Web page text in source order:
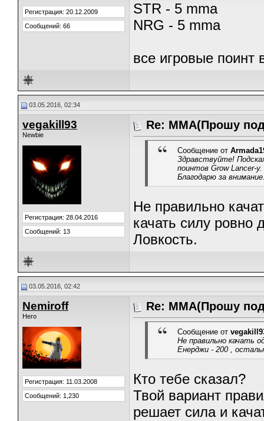
Регистрация: 20.12.2009
Сообщений: 66
STR - 5 mma
NRG - 5 mma
все игровые поинт
03.05.2016, 02:34
vegakill93
Newbie
Регистрация: 28.04.2016
Сообщений: 13
Re: ММА(Прошу
Сообщение от
Здравствуйте!
поинтов Grow Lancer-
Благодарю за
Не правильно
качать силу
Ловкость.
03.05.2016, 02:42
Nemiroff
Hero
Регистрация: 11.03.2008
Сообщений: 1,230
Re: ММА(Прошу
Сообщение от
Не правильно качать
Енерджи - 200 ,
Кто тебе сказал?
Твой вариант
решает сила и